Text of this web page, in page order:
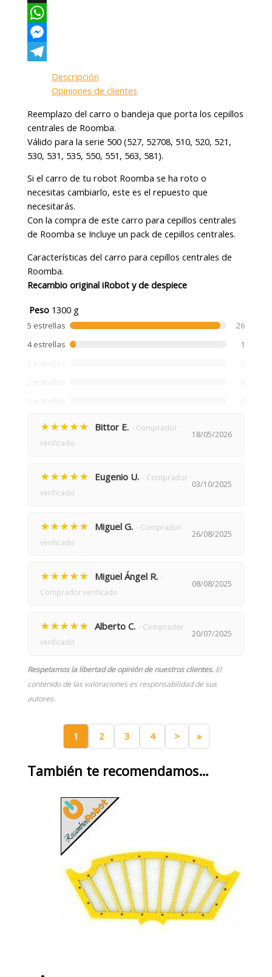
X
WhatsApp
Messenger
Descripción
Opiniones de clientes
Reemplazo del carro o bandeja que porta los cepillos
centrales de Roomba.
Válido para la serie 500 (527, 52708, 510, 520, 521,
530, 531, 535, 550, 551, 563, 581).
Si el carro de tu robot Roomba se ha roto o
necesitas cambiarlo, este es el repuesto que
necesitarás.
Con la compra de este carro para cepillos centrales
de Roomba se Incluye un pack de cepillos centrales.
Características del carro para cepillos centrales de
Roomba.
Recambio original iRobot y de despiece
Peso 1300 g
5 estrellas
26
4 estrellas
1
★★★★★ Bittor E. - Comprador
verificado
18/05/2026
★★★★★ Eugenio U. - Comprador
verificado
03/10/2025
★★★★★ Miguel G. - Comprador
verificado
26/08/2025
★★★★★ Miguel Ángel R. -
Comprador verificado
08/08/2025
★★★★★ Alberto C. - Comprador
verificado
20/07/2025
Respetamos la libertad de opinión de nuestros clientes. El
contenido de las valoraciones es responsabilidad de sus
autores.
1 2 3 4 > »
También te recomendamos…